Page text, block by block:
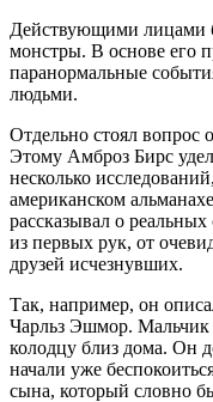
Действующими лицами
монстры. В основе его
паранормальные
людьми.
Отдельно стоял вопрос
Этому Амброз Бирс
несколько
американском
рассказывал о
из первых рук, от
друзей исчезнувших.
Так, например, он
Чарльз Эшмор. Мальчик
колодцу близ дома. Он
начали уже
сына, который словно